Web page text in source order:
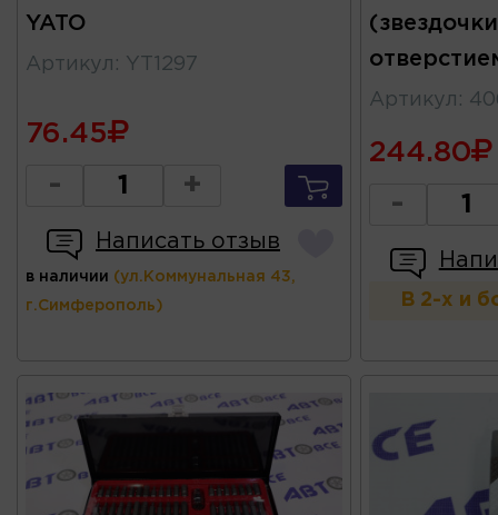
YATO
Артикул : YT1297
76.45
- +
Написать отзыв
в наличии (ул.Коммунальная 43,
г.Симферополь)
Артикул :
244.80
-
В 2-х и